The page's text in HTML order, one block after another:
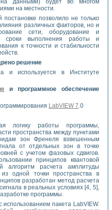
данными) будет во многом
на местности.
позволило не только
различных факторов, но и
сети, оборудование и
сроки выполнения работы и
к точности и стабильности
решение
и используется в Институте
и программное обеспечение
LabVIEW 7.0
логику работы программы,
пространства между пунктами
зон Френеля взвешенным
от отдельных зон в точке
с учетом фазовых сдвигов.
принципов квантовой
алгоритм расчета амплитуды
одной точки пространства в
разработан метод расчета
в реальных условиях [4, 5],
программы.
пакета LabVIEW.